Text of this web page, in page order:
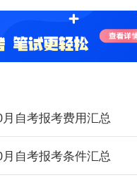
自考报考费用汇总
自考报考条件汇总